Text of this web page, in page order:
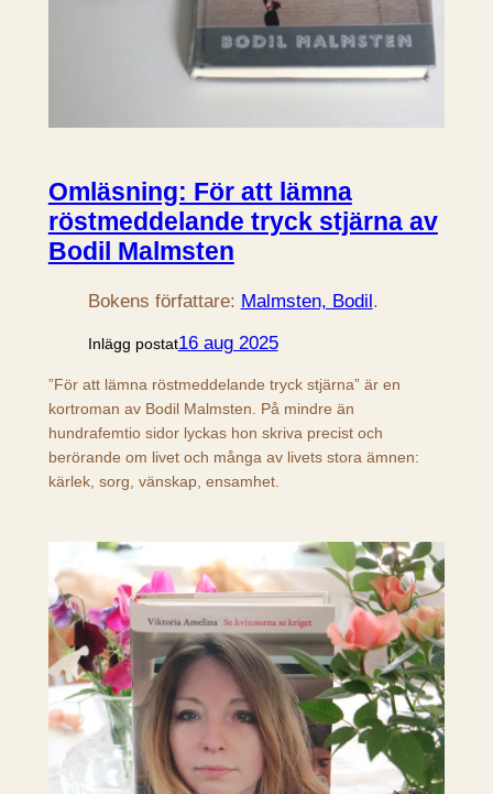
Omläsning: För att lämna
röstmeddelande tryck stjärna av
Bodil Malmsten
Bokens författare: Malmsten, Bodil.
Inlägg postat16 aug 2025
”För att lämna röstmeddelande tryck stjärna” är en
kortroman av Bodil Malmsten. På mindre än
hundrafemtio sidor lyckas hon skriva precist och
berörande om livet och många av livets stora ämnen:
kärlek, sorg, vänskap, ensamhet.